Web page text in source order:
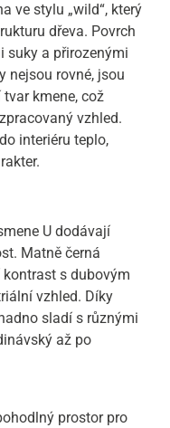
ve stylu „wild“, který
dřeva. Povrch
suky a přirozenými
nejsou rovné, jsou
kmene, což
vzhled.
interiéru teplo,
U dodávají
Matně černá
s dubovým
vzhled. Díky
sladí s různými
až po
prostor pro